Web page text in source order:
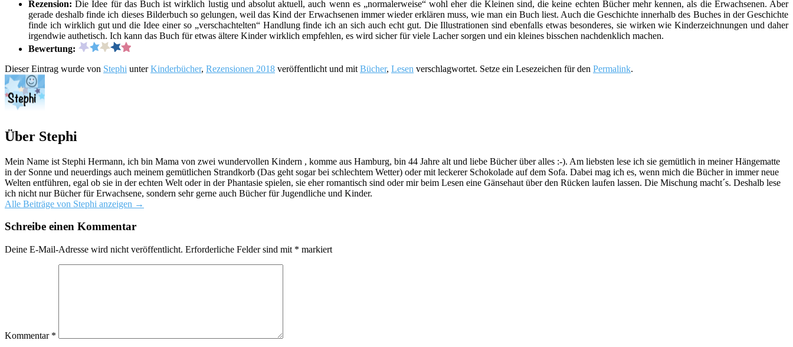
Rezension: Die Idee für das Buch ist wirklich lustig und absolut aktuell, auch wenn es „normalerweise“ wohl eher die Kleinen sind, die keine echten Bücher mehr kennen, als die Erwachsenen. Aber
gerade deshalb finde ich dieses Bilderbuch so gelungen, weil das Kind der Erwachsenen immer wieder erklären muss, wie man ein Buch liest. Auch die Geschichte innerhalb des Buches in der Geschichte
finde ich wirklich gut und die Idee einer so „verschachtelten“ Handlung finde ich an sich auch echt gut. Die Illustrationen sind ebenfalls etwas besonderes, sie wirken wie Kinderzeichnungen und daher
irgendwie authetisch. Ich kann das Buch für etwas ältere Kinder wirklich empfehlen, es wird sicher für viele Lacher sorgen und ein kleines bisschen nachdenklich machen.
Bewertung:
Dieser Eintrag wurde von Stephi unterKinderbücher, Rezensionen 2018 veröffentlicht und mit Bücher, Lesen verschlagwortet. Setze ein Lesezeichen für den Permalink.
Über Stephi
Mein Name ist Stephi Hermann, ich bin Mama von zwei wundervollen Kindern , komme aus Hamburg, bin 44 Jahre alt und liebe Bücher über alles :-). Am liebsten lese ich sie gemütlich in meiner Hängematte
in der Sonne und neuerdings auch meinem gemütlichen Strandkorb (Das geht sogar bei schlechtem Wetter) oder mit leckerer Schokolade auf dem Sofa. Dabei mag ich es, wenn mich die Bücher in immer neue
Welten entführen, egal ob sie in der echten Welt oder in der Phantasie spielen, sie eher romantisch sind oder mir beim Lesen eine Gänsehaut über den Rücken laufen lassen. Die Mischung macht´s. Deshalb lese
ich nicht nur Bücher für Erwachsene, sondern sehr gerne auch Bücher für Jugendliche und Kinder.
Alle Beiträge von Stephi anzeigen →
Schreibe einen Kommentar
Deine E-Mail-Adresse wird nicht veröffentlicht. Erforderliche Felder sind mit * markiert
Kommentar *